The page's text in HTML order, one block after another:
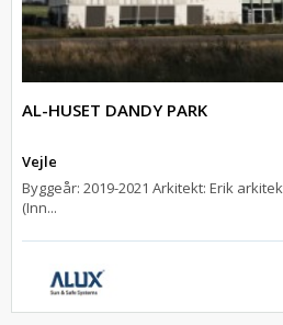
AL-HUSET DANDY PARK
Vejle
Byggeår: 2019-2021 Arkitekt: Erik
(Inn...